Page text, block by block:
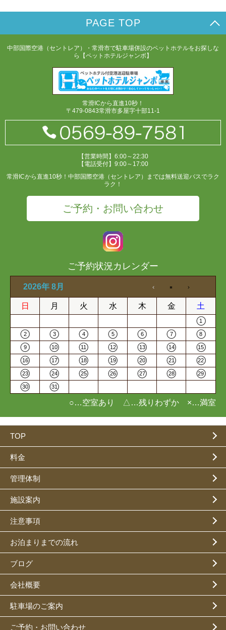
PAGE TOP
中部国際空港（セントレア）・常滑市で駐車場併設のペットホテルをお探しな
ら【ペットホテルジャンボ】
常滑ICから直進10秒！
〒479-0843常滑市多屋字十部11-1
【営業時間】6:00～22:30
【電話受付】9:00～17:00
常滑ICから直進10秒！中部国際空港（セントレア）までは無料送迎バスでラク
ラク！
ご予約・お問い合わせ
ご予約状況カレンダー
2026年 8月
日 月 火 水 木 金 土
1
2 3 4 5 6 7 8
9 10 11 12 13 14 15
16 17 18 19 20 21 22
23 24 25 26 27 28 29
30 31
○…空室あり △…残りわずか ×…満室
TOP
料金
管理体制
施設案内
注意事項
お泊まりまでの流れ
ブログ
会社概要
駐車場のご案内
ご予約・お問い合わせ